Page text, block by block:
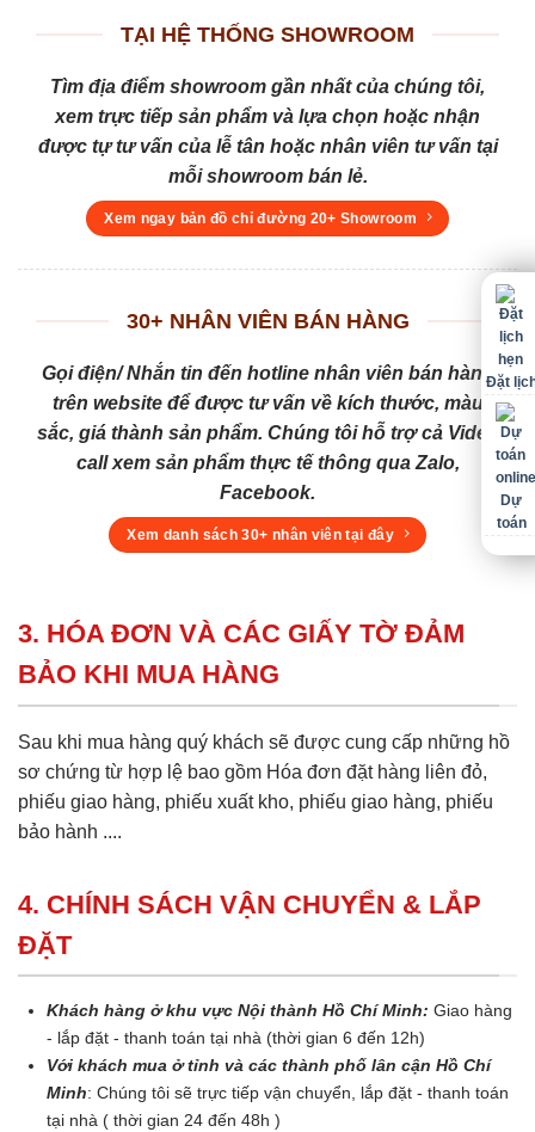
TẠI HỆ THỐNG SHOWROOM
Tìm địa điểm showroom gần nhất của chúng tôi,
xem trực tiếp sản phẩm và lựa chọn hoặc nhận
được tự tư vấn của lễ tân hoặc nhân viên tư vấn tại
mỗi showroom bán lẻ.
Xem ngay bản đồ chỉ đường 20+ Showroom
30+ NHÂN VIÊN BÁN HÀNG
Gọi điện/ Nhắn tin đến hotline nhân viên bán hàng
trên website để được tư vấn về kích thước, màu
sắc, giá thành sản phẩm. Chúng tôi hỗ trợ cả Video
call xem sản phẩm thực tế thông qua Zalo,
Facebook.
Xem danh sách 30+ nhân viên tại đây
3. HÓA ĐƠN VÀ CÁC GIẤY TỜ ĐẢM
BẢO KHI MUA HÀNG
Sau khi mua hàng quý khách sẽ được cung cấp những hồ
sơ chứng từ hợp lệ bao gồm Hóa đơn đặt hàng liên đỏ,
phiếu giao hàng, phiếu xuất kho, phiếu giao hàng, phiếu
bảo hành ....
4. CHÍNH SÁCH VẬN CHUYỂN & LẮP
ĐẶT
Khách hàng ở khu vực Nội thành Hồ Chí Minh: Giao hàng
- lắp đặt - thanh toán tại nhà (thời gian 6 đến 12h)
Với khách mua ở tỉnh và các thành phố lân cận Hồ Chí
Minh: Chúng tôi sẽ trực tiếp vận chuyển, lắp đặt - thanh toán
tại nhà ( thời gian 24 đến 48h )
Đặt
Dự
toán